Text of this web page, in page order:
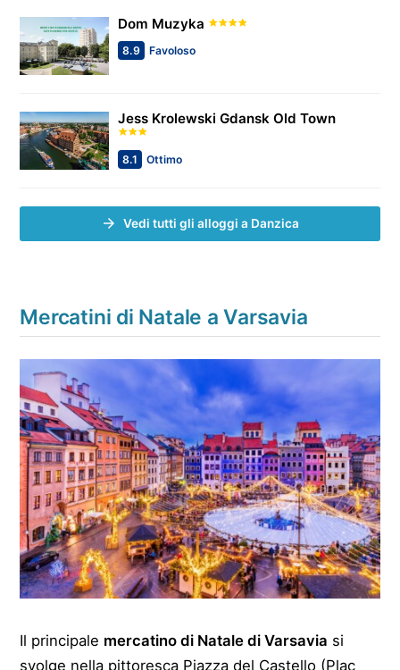
Dom Muzyka
8.9 Favoloso
Jess Krolewski Gdansk Old Town
8.1 Ottimo
Vedi tutti gli alloggi a Danzica
Mercatini di Natale a Varsavia
Il principale mercatino di Natale di Varsavia si
svolge nella pittoresca Piazza del Castello (Plac